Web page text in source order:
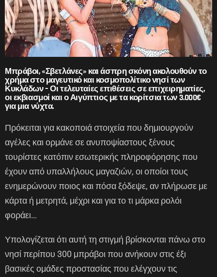
Μπράβοι, «Σβετλάνες» και άσπρη σκόνη ακολουθούν το
χρήμα στο μαγευτικό και κοσμοπολίτικο νησί των
Κυκλάδων – Οι τελευταίες επιθέσεις σε επιχειρηματίες,
οι εκβιασμοί και ο Αιγύπτιος με τα κορίτσια των 3.000€
για μια νύχτα.
Πρόκειται για κακοποιά στοιχεία που δημιουργούν
αγέλες και ορμάνε σε ανυποψίαστους ξένους
τουρίστες κατόπιν εσωτερικής πληροφόρησης που
έχουν από υπαλλήλους μαγαζιών, οι οποίοι τους
ενημερώνουν ποιος και πόσα ξόδεψε, αν πλήρωσε με
κάρτα ή μετρητά, μέχρι και για το τι μάρκα ρολόι
φοράει…
Υπολογίζεται ότι αυτή τη στιγμή βρίσκονται πάνω στο
νησί περίπου 300 μπράβοι που ανήκουν στις έξι
βασικές ομάδες προστασίας που ελέγχουν τις